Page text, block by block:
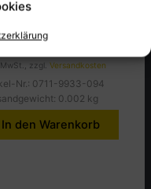
€
MwSt., zzgl. Versandkosten
Nr.: 0711-9933-094
0.002 kg
In den Warenkorb